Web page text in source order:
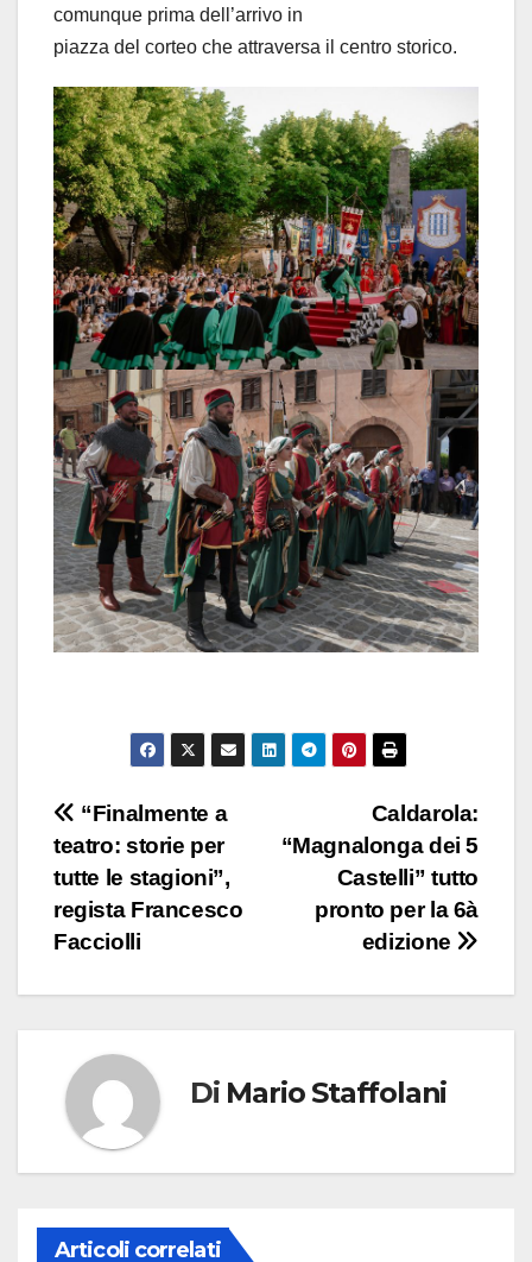
comunque prima dell’arrivo in
piazza del corteo che attraversa il centro storico.
Caldarola:
“Magnalonga dei 5
Castelli” tutto
pronto per la 6à
edizione
“Finalmente a
teatro: storie per
tutte le stagioni”,
regista Francesco
Facciolli
Di Mario Staffolani
Articoli correlati